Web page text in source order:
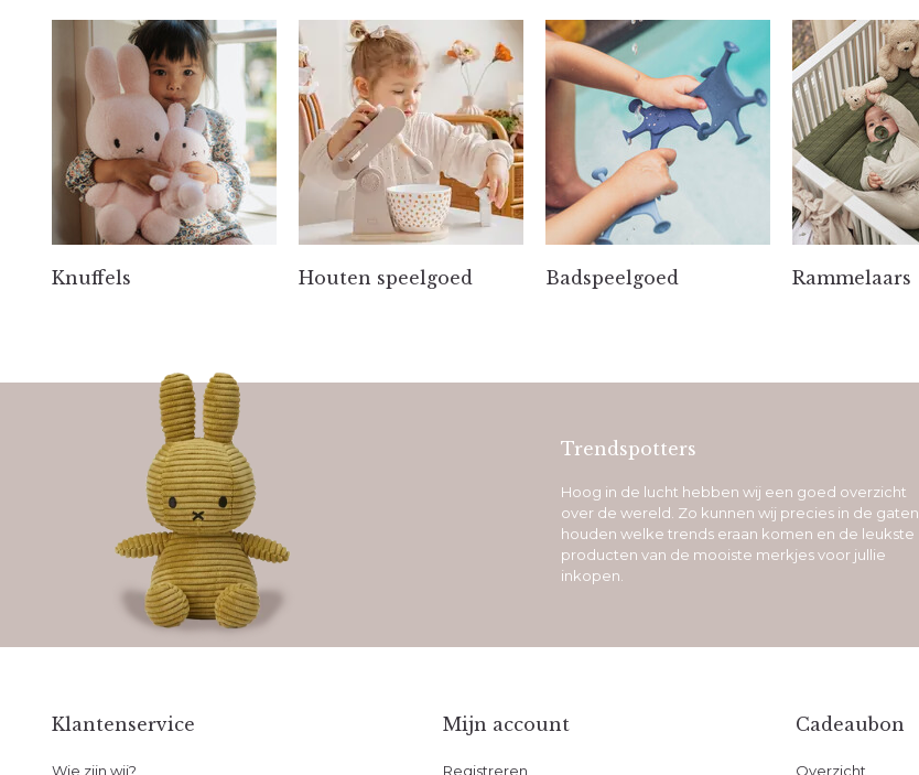
Knuffels Houten speelgoed Badspeelgoed Rammelaars
Trendspotters
Hoog in de lucht hebben wij een goed overzicht
over de wereld. Zo kunnen wij precies in de gaten
houden welke trends eraan komen en de leukste
producten van de mooiste merkjes voor jullie
inkopen.
Klantenservice
Wie zijn wij?
Mijn account
Registreren
Cadeaubon
Overzicht